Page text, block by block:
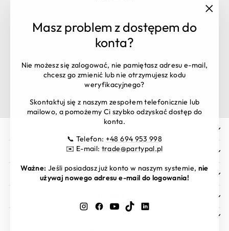
Masz problem z dostępem do
konta?
Nie możesz się zalogować, nie pamiętasz adresu e-mail,
chcesz go zmienić lub nie otrzymujesz kodu
weryfikacyjnego?
Skontaktuj się z naszym zespołem telefonicznie lub
mailowo, a pomożemy Ci szybko odzyskać dostęp do
konta.
📞 Telefon: +48 694 953 998
✉️ E-mail: trade@partypal.pl
Ważne: Jeśli posiadasz już konto w naszym systemie, nie
używaj nowego adresu e-mail do logowania!
InstagramFacebookYouTube
TikTok
Masz pytania? Skontaktuj się z
Obsługa zamówień:+48 516 106 398
shop@partypal.pl
trade@partypal.pl
INFORMACJE
MATERIAŁY DO POBRANIA